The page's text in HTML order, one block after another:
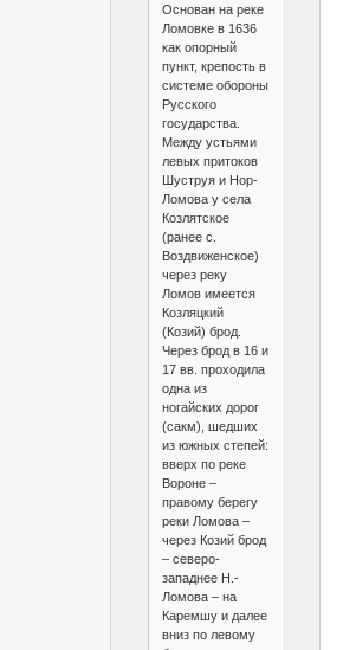
Основан на реке
Ломовке в 1636
как опорный
пункт, крепость в
системе обороны
Русского
государства.
Между устьями
левых притоков
Шуструя и Нор-
Ломова у села
Козлятское
(ранее с.
Воздвиженское)
через реку
Ломов имеется
Козляцкий
(Козий) брод.
Через брод в 16 и
17 вв. проходила
одна из
ногайских дорог
(сакм), шедших
из южных степей:
вверх по реке
Вороне –
правому берегу
реки Ломова –
через Козий брод
– северо-
западнее Н.-
Ломова – на
Каремшу и далее
вниз по левому